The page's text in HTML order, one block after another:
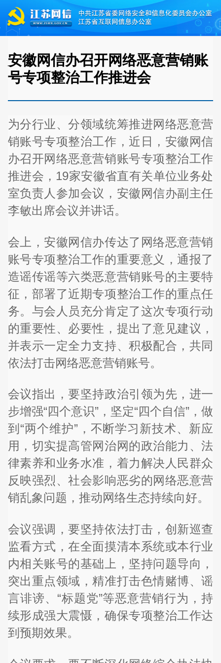
安徽网信办召开网络恶意营销账
号专项整治工作推进会
为分行业、分领域统筹推进网络恶意营
销账号专项整治工作，近日，安徽网信
办召开网络恶意营销账号专项整治工作
推进会，19家安徽省直有关单位业务处
室负责人参加会议，安徽网信办副主任
李敏出席会议并讲话。
会上，安徽网信办传达了网络恶意营销
账号专项整治工作的重要意义，通报了
造谣传谣等六类恶意营销账号的主要特
征，部署了近期专项整治工作的重点任
务。与会人员充分肯定了这次专项行动
的重要性、必要性，提出了意见建议，
并表示一定全力支持、积极配合，共同
依法打击网络恶意营销账号。
会议指出，要坚持政治引领为先，进一
步增强“四个意识”，坚定“四个自信”，做
到“两个维护”，不断学习新技术、新应
用，切实提高管网治网的政治能力、法
律素养和业务水准，着力解决人民群众
反映强烈、社会影响恶劣的网络恶意营
销乱象问题，推动网络生态持续向好。
会议强调，要坚持依法打击，创新巡查
监看方式，在全面摸清本系统或本行业
内相关账号的基础上，坚持问题导向，
突出重点领域，精准打击色情赌博、谣
言诽谤、“标题党”等恶意营销行为，持
续形成强大震慑，确保专项整治工作达
到预期效果。